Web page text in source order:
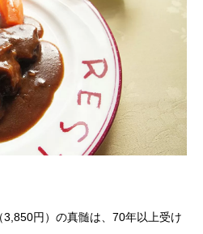
円）の真髄は、70年以上受け